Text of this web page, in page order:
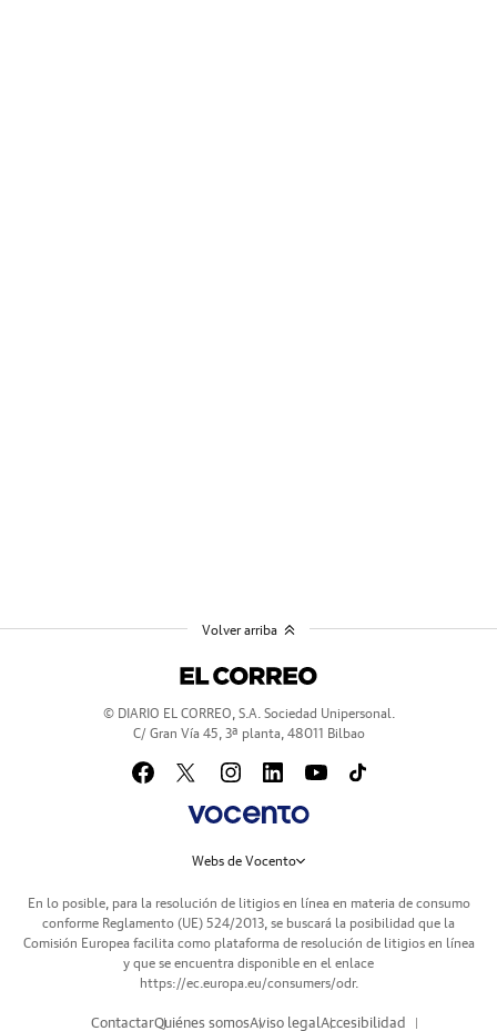
© DIARIO EL CORREO, S.A. Sociedad Unipersonal.
C/ Gran Vía 45, 3ª planta, 48011 Bilbao
Webs de Vocento
En lo posible, para la resolución de litigios en línea en materia de consumo
conforme Reglamento (UE) 524/2013, se buscará la posibilidad que la
Comisión Europea facilita como plataforma de resolución de litigios en línea
y que se encuentra disponible en el enlace
https://ec.europa.eu/consumers/odr.
ContactarQuiénes somosAviso legal Accesibilidad
Volver arriba